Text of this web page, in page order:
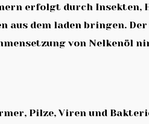
erfolgt durch Insekten,
dem laden bringen.
von Nelkenöl
Pilze, Viren und